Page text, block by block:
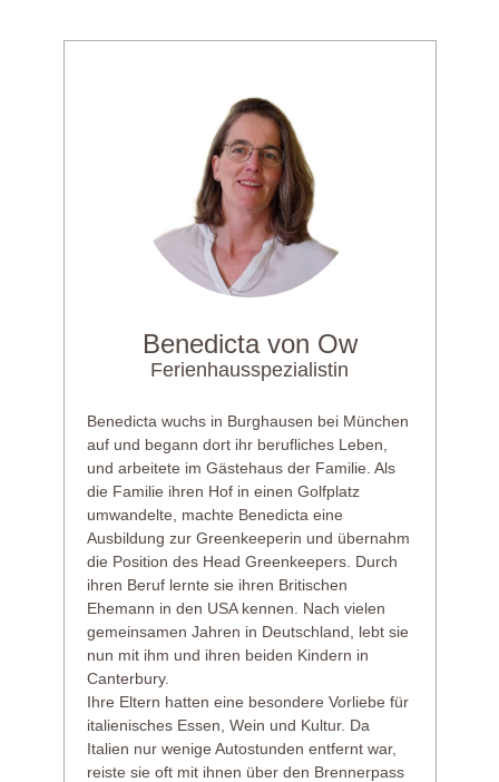
Benedicta von Ow
Ferienhausspezialistin
Benedicta wuchs in Burghausen bei München
auf und begann dort ihr berufliches Leben,
und arbeitete im Gästehaus der Familie. Als
die Familie ihren Hof in einen Golfplatz
umwandelte, machte Benedicta eine
Ausbildung zur Greenkeeperin und übernahm
die Position des Head Greenkeepers. Durch
ihren Beruf lernte sie ihren Britischen
Ehemann in den USA kennen. Nach vielen
gemeinsamen Jahren in Deutschland, lebt sie
nun mit ihm und ihren beiden Kindern in
Canterbury.
Ihre Eltern hatten eine besondere Vorliebe für
italienisches Essen, Wein und Kultur. Da
Italien nur wenige Autostunden entfernt war,
reiste sie oft mit ihnen über den Brennerpass